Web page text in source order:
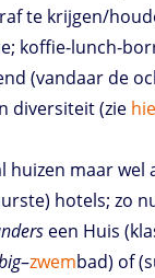
te krijgen/
koffie-lunch-
(vandaar de
diversiteit (zie
huizen maar wel
hotels; zo
een Huis
–zwembad) of